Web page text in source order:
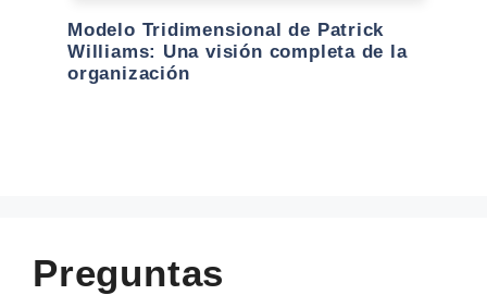
Modelo Tridimensional de Patrick
Williams: Una visión completa de la
organización
Preguntas